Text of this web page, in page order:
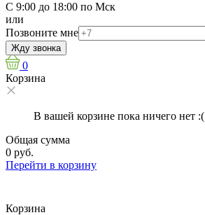
С 9:00 до 18:00 по Мск
или
Позвоните мне
Жду звонка
0
Корзина
В вашей корзине пока ничего нет :(
Общая сумма
0 руб.
Перейти в корзину
Корзина